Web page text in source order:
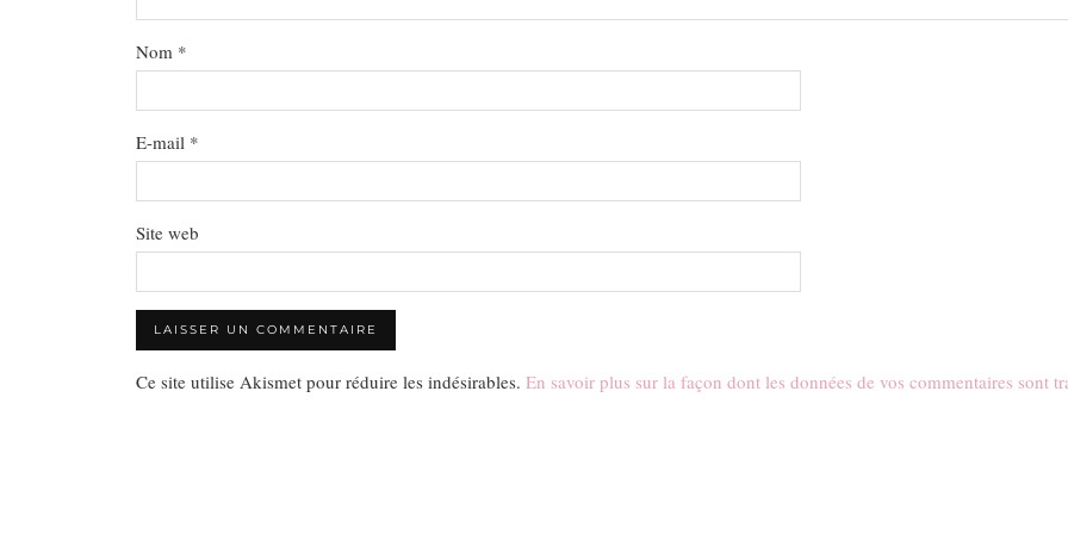
Nom *
E-mail *
Site web
Ce site utilise Akismet pour réduire les indésirables. En savoir plus sur la façon dont les données de vos commentaires sont